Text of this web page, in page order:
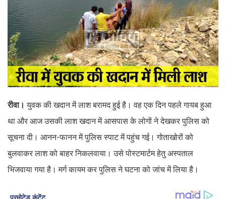
रीवा।युवक की खदान में लाश बरामद हुई है। वह एक दिन पहले गायब हुआ
था और आज उसकी लाश खदान में आसपास के लोगों ने देखकर पुलिस को
सूचना दी। आनन-फानन में पुलिस स्पाट में पहुंच गई। गोताखोरों को
बुलवाकर लाश को बाहर निकलवाया। उसे पोस्टमार्टम हेतु अस्पताल
भिजवाया गया है। मर्ग कायम कर पुलिस ने घटना को जांच में लिया है।